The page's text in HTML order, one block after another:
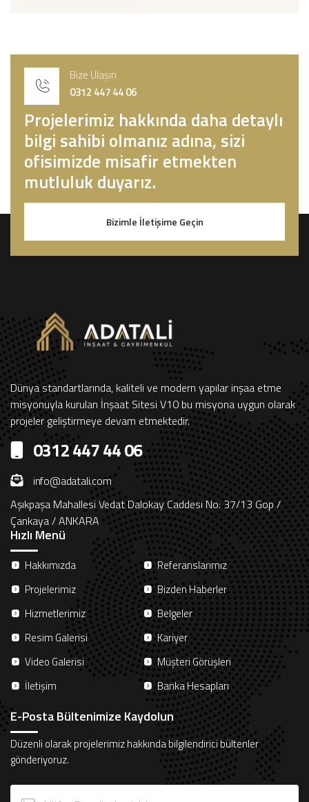
Bize Ulaşın
0312 447 44 06
Projelerimiz hakkında daha detaylı
bilgi sahibi olmanız adına, sizi
ofisimizde misafir etmekten
mutluluk duyarız.
Bizimle İletişime Geçin
Dünya standartlarında, kaliteli ve modern yapılar inşaa etme
misyonuyla kurulan İnşaat Sitesi V10 bu misyona uygun olarak
projeler geliştirmeye devam etmektedir.
0312 447 44 06
info@adatali.com
Aşıkpaşa Mahallesi Vedat Dalokay Caddesi No: 37/13 Gop /
Çankaya / ANKARA
Hızlı Menü
Hakkımızda
Projelerimiz
Hizmetlerimiz
Resim Galerisi
Video Galerisi
İletişim
Referanslarımız
Bizden Haberler
Belgeler
Kariyer
Müşteri Görüşleri
Banka Hesapları
E-Posta Bültenimize Kaydolun
Düzenli olarak projelerimiz hakkında bilgilendirici bültenler
gönderiyoruz.